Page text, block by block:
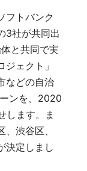
フトバンク
3社が共同出
と共同で実
ェクト」
などの自治
ンを、2020
します。ま
渋谷区、
決定しまし